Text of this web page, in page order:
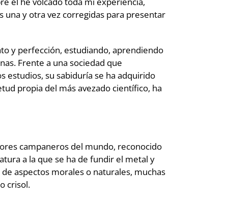
una y otra vez corregidas para presentar
y perfección, estudiando, aprendiendo
Frente a una sociedad que
estudios, su sabiduría se ha adquirido
propia del más avezado científico, ha
campaneros del mundo, reconocido
a la que se ha de fundir el metal y
aspectos morales o naturales, muchas
crisol.